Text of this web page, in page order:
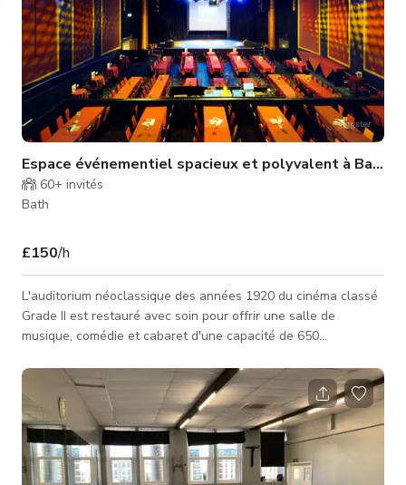
Espace événementiel spacieux et polyvalent à Bath
60+ invités
Bath
£150/h
L'auditorium néoclassique des années 1920 du cinéma classé
Grade II est restauré avec soin pour offrir une salle de
musique, comédie et cabaret d'une capacité de 650
célébrations. Les espaces polyvalents sont parfaits pour tout
événement, des fêtes d'anniversaire, mariages et célébrations
de partenariats civils, réunions, sorties professionnelles,
anniversaires, hospitalité d'entreprise & événements de
divertissem